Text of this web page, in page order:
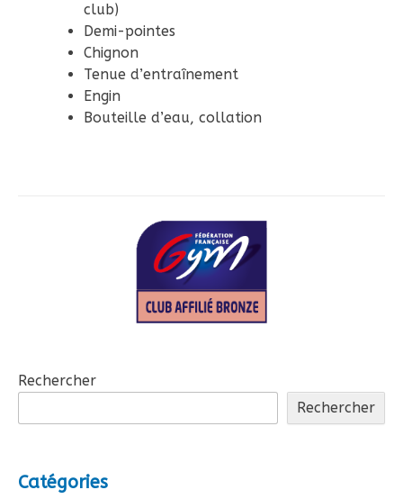
club)
Demi-pointes
Chignon
Tenue d’entraînement
Engin
Bouteille d’eau, collation
Rechercher
Rechercher
Catégories